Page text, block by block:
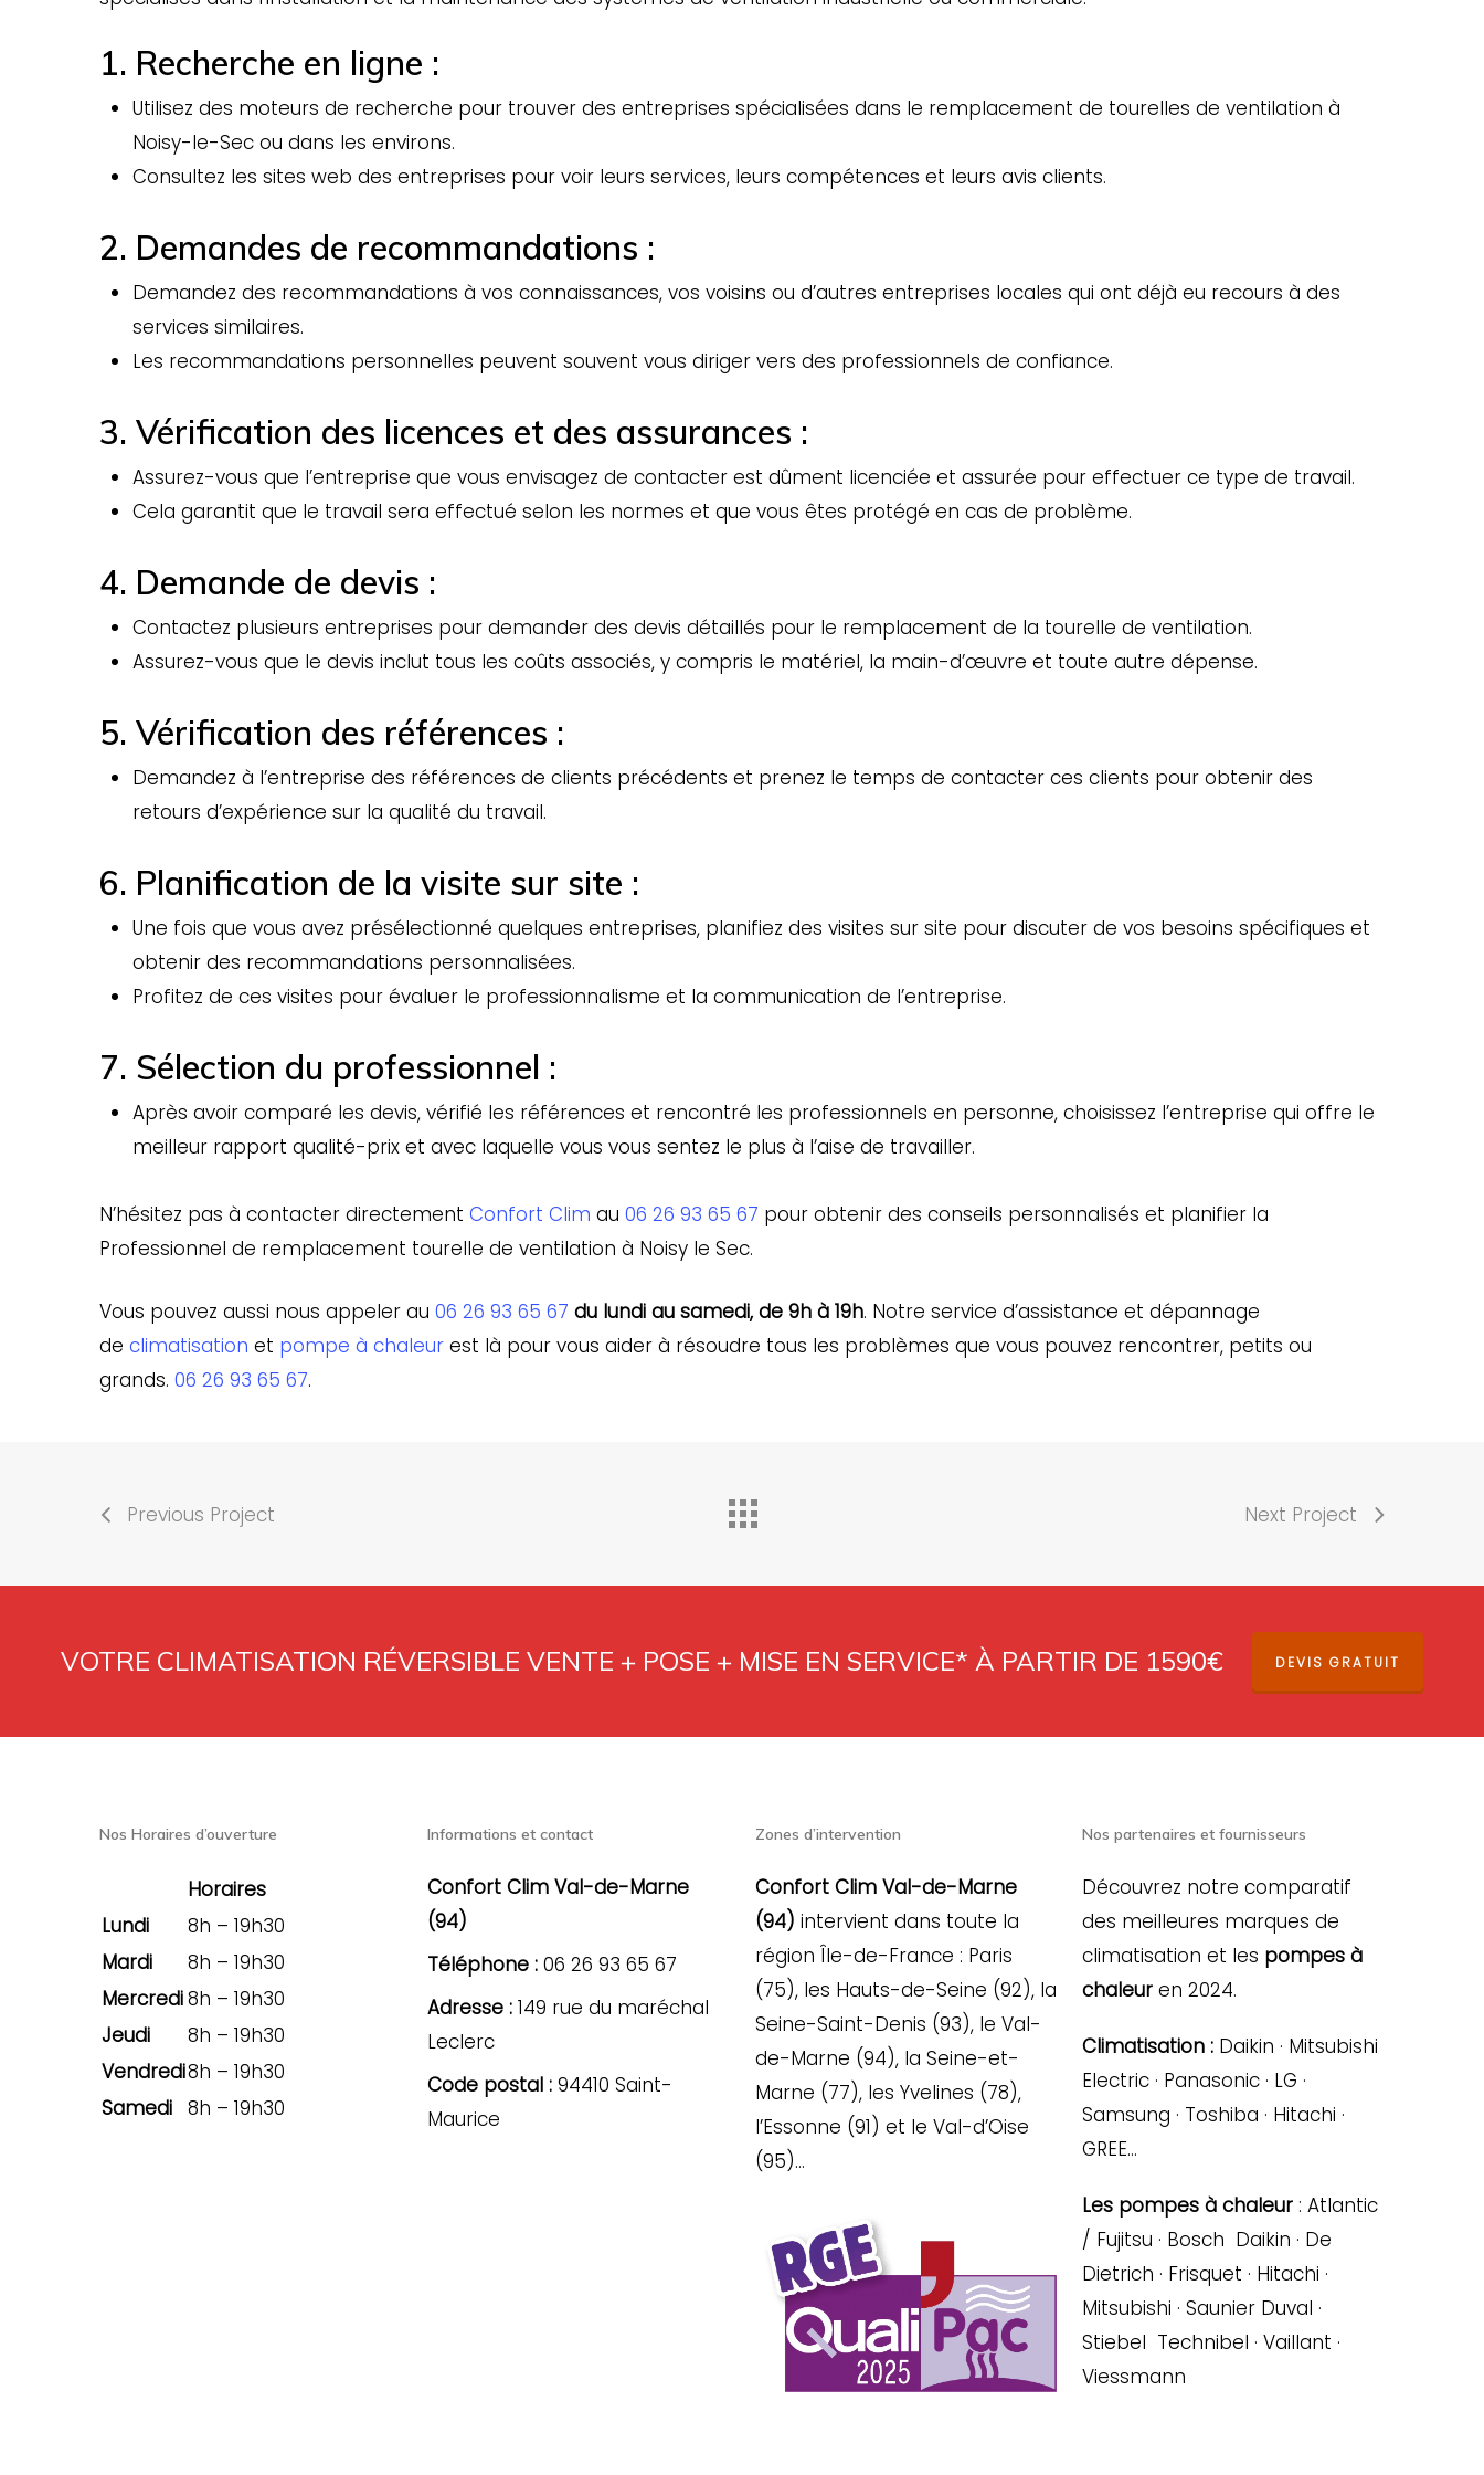
1. Recherche en ligne :
Utilisez des moteurs de recherche pour trouver des entreprises spécialisées dans le remplacement de tourelles de ventilation à
Noisy-le-Sec ou dans les environs.
Consultez les sites web des entreprises pour voir leurs services, leurs compétences et leurs avis clients.
2. Demandes de recommandations :
Demandez des recommandations à vos connaissances, vos voisins ou d’autres entreprises locales qui ont déjà eu recours à des
services similaires.
Les recommandations personnelles peuvent souvent vous diriger vers des professionnels de confiance.
3. Vérification des licences et des assurances :
Assurez-vous que l’entreprise que vous envisagez de contacter est dûment licenciée et assurée pour effectuer ce type de travail.
Cela garantit que le travail sera effectué selon les normes et que vous êtes protégé en cas de problème.
4. Demande de devis :
Contactez plusieurs entreprises pour demander des devis détaillés pour le remplacement de la tourelle de ventilation.
Assurez-vous que le devis inclut tous les coûts associés, y compris le matériel, la main-d’œuvre et toute autre dépense.
5. Vérification des références :
Demandez à l’entreprise des références de clients précédents et prenez le temps de contacter ces clients pour obtenir des
retours d’expérience sur la qualité du travail.
6. Planification de la visite sur site :
Une fois que vous avez présélectionné quelques entreprises, planifiez des visites sur site pour discuter de vos besoins spécifiques et
obtenir des recommandations personnalisées.
Profitez de ces visites pour évaluer le professionnalisme et la communication de l’entreprise.
7. Sélection du professionnel :
Après avoir comparé les devis, vérifié les références et rencontré les professionnels en personne, choisissez l’entreprise qui offre le
meilleur rapport qualité-prix et avec laquelle vous vous sentez le plus à l’aise de travailler.
N’hésitez pas à contacter directementConfort Clim au06 26 93 65 67 pour obtenir des conseils personnalisés et planifier la
Professionnel de remplacement tourelle de ventilation à Noisy le Sec.
Vous pouvez aussi nous appeler au06 26 93 65 67 du lundi au samedi, de 9h à 19h. Notre service d’assistance et dépannage
declimatisation et pompe à chaleur est là pour vous aider à résoudre tous les problèmes que vous pouvez rencontrer, petits ou
grands.06 26 93 65 67.
Previous Project Next Project
VOTRE CLIMATISATION RÉVERSIBLE VENTE + POSE + MISE EN SERVICE* À PARTIR DE 1590€ DEVIS GRATUIT
Nos Horaires d’ouverture
Horaires
Lundi
8h – 19h30
Mardi
8h – 19h30
Mercredi8h – 19h30
Jeudi
8h – 19h30
Vendredi8h – 19h30
Samedi 8h – 19h30
Informations et contact
Confort Clim Val-de-Marne
(94)
Téléphone :06 26 93 65 67
Adresse :149 rue du maréchal
Leclerc
Code postal :94410 Saint-
Maurice
Zones d’intervention
Confort Clim Val-de-Marne
(94) intervient dans toute la
région Île-de-France : Paris
(75), les Hauts-de-Seine (92), la
Seine-Saint-Denis (93), le Val-
de-Marne (94), la Seine-et-
Marne (77), les Yvelines (78),
l’Essonne (91) et le Val-d’Oise
(95)…
Nos partenaires et fournisseurs
Découvrez notre comparatif
des meilleures marques de
climatisation et les pompes à
chaleuren 2024.
Climatisation : Daikin · Mitsubishi
Electric · Panasonic · LG ·
Samsung · Toshiba · Hitachi ·
GREE…
Les pompes à chaleur : Atlantic
/ Fujitsu · Bosch Daikin · De
Dietrich · Frisquet · Hitachi ·
Mitsubishi · Saunier Duval ·
Stiebel Technibel · Vaillant ·
Viessmann